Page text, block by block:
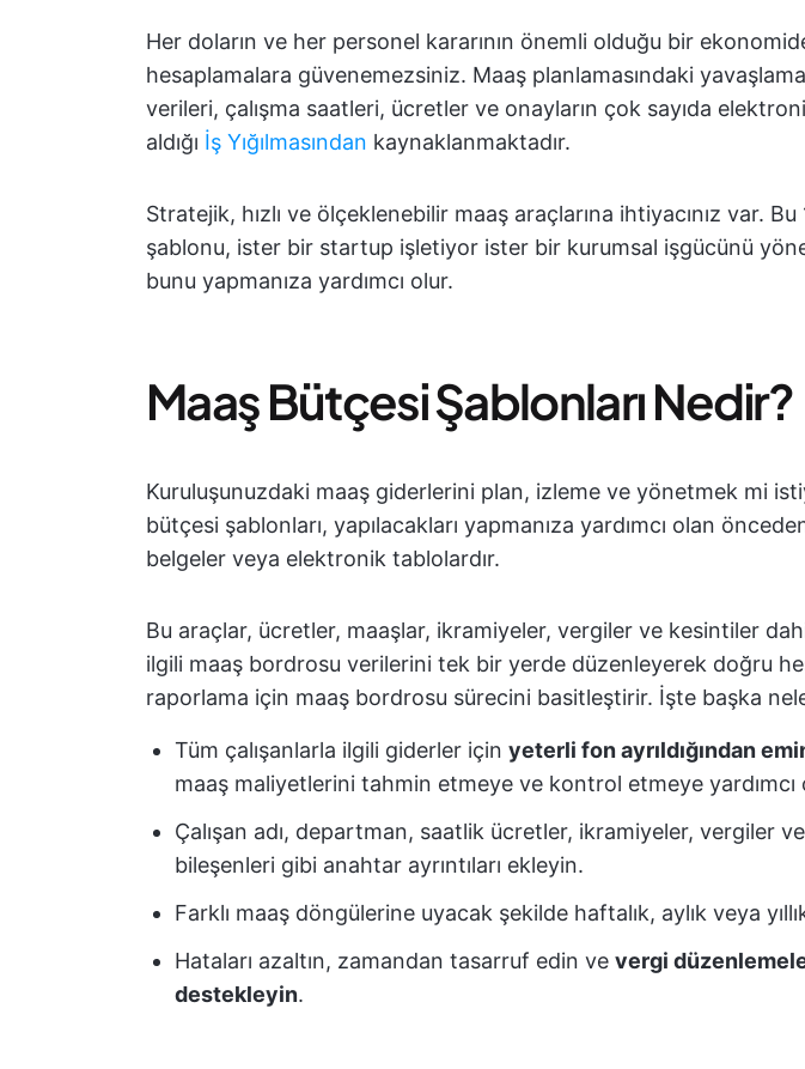
Her doların ve her personel kararının önemli olduğu bir
hesaplamalara güvenemezsiniz. Maaş planlamasındaki
verileri, çalışma saatleri, ücretler ve onayların çok sayıda
aldığı İş Yığılmasından kaynaklanmaktadır.
Stratejik, hızlı ve ölçeklenebilir maaş araçlarına ihtiyacınız var.
şablonu, ister bir startup işletiyor ister bir kurumsal işgücünü
bunu yapmanıza yardımcı olur.
Maaş Bütçesi Şablonları Nedir?
Kuruluşunuzdaki maaş giderlerini plan, izleme ve yönetmek mi
bütçesi şablonları, yapılacakları yapmanıza yardımcı olan önceden
belgeler veya elektronik tablolardır.
Bu araçlar, ücretler, maaşlar, ikramiyeler, vergiler ve kesintiler
ilgili maaş bordrosu verilerini tek bir yerde düzenleyerek doğru
raporlama için maaş bordrosu sürecini basitleştirir. İşte başka
Tüm çalışanlarla ilgili giderler için yeterli fon ayrıldığından
maaş maliyetlerini tahmin etmeye ve kontrol etmeye yardımcı
Çalışan adı, departman, saatlik ücretler, ikramiyeler, vergiler
bileşenleri gibi anahtar ayrıntıları ekleyin.
Farklı maaş döngülerine uyacak şekilde haftalık, aylık veya
Hataları azaltın, zamandan tasarruf edin ve vergi
destekleyin.